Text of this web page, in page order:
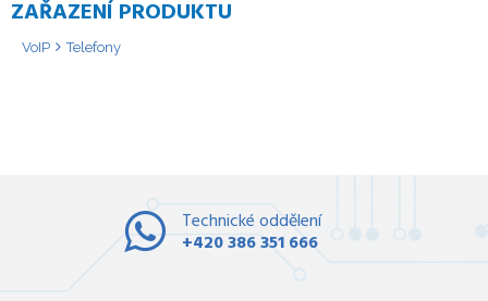
ZAŘAZENÍ PRODUKTU
VoIP Telefony
Technické oddělení
+420 386 351 666